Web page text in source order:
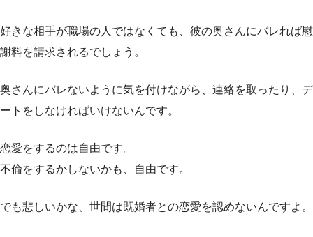
好きな相手が職場の人ではなくても、彼の奥さんにバレれば慰
謝料を請求されるでしょう。
奥さんにバレないように気を付けながら、連絡を取ったり、デ
ートをしなければいけないんです。
恋愛をするのは自由です。
不倫をするかしないかも、自由です。
でも悲しいかな、世間は既婚者との恋愛を認めないんですよ。